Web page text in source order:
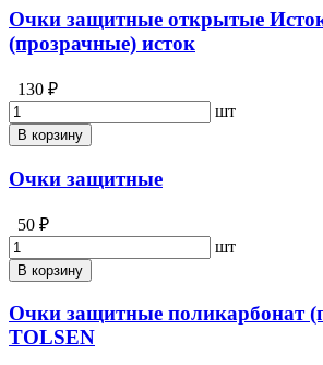
Очки защитные открытые
(прозрачные) исток
130 ₽
шт
В корзину
Очки защитные
50 ₽
шт
В корзину
Очки защитные поликарбонат
TOLSEN